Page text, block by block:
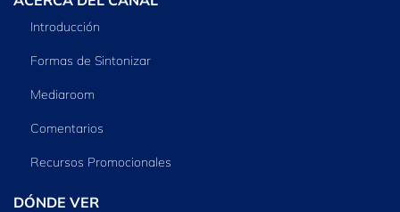
Introducción
Formas de Sintonizar
Mediaroom
Comentarios
Recursos Promocionales
DÓNDE VER